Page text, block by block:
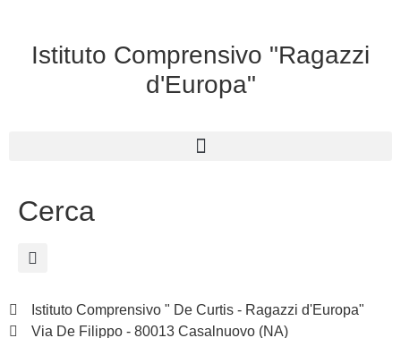
Istituto Comprensivo "Ragazzi
d'Europa"
Cerca
Istituto Comprensivo " De Curtis - Ragazzi d'Europa"
Via De Filippo - 80013 Casalnuovo (NA)